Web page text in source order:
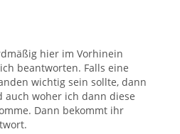
hier im Vorhinein
beantworten. Falls eine
wichtig sein sollte, dann
woher ich dann diese
Dann bekommt ihr